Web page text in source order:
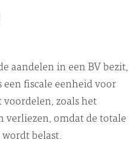
aandelen in een BV bezit,
een fiscale eenheid voor
zoals het
omdat de totale
wordt belast.